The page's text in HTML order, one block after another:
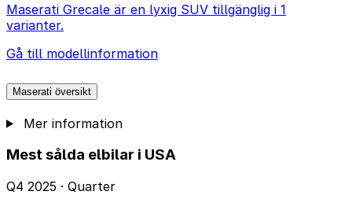
Maserati Grecale är en lyxig SUV tillgänglig i 1
varianter.
Gå till modellinformation
Maserati översikt
Mer information
Mest sålda elbilar i USA
Q4 2025 · Quarter